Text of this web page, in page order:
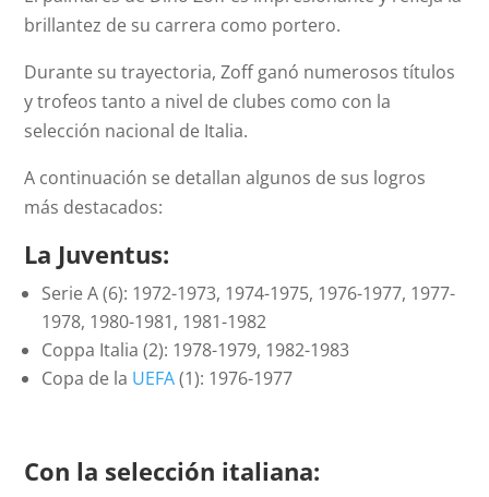
brillantez de su carrera como portero.
Durante su trayectoria, Zoff ganó numerosos títulos
y trofeos tanto a nivel de clubes como con la
selección nacional de Italia.
A continuación se detallan algunos de sus logros
más destacados:
La Juventus:
Serie A (6): 1972-1973, 1974-1975, 1976-1977, 1977-
1978, 1980-1981, 1981-1982
Coppa Italia (2): 1978-1979, 1982-1983
Copa de la UEFA(1): 1976-1977
Con la selección italiana: